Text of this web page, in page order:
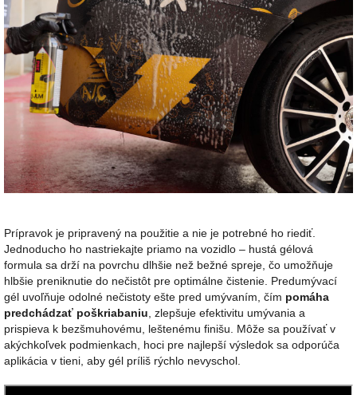
Prípravok je pripravený na použitie a nie je potrebné ho riediť.
Jednoducho ho nastriekajte priamo na vozidlo – hustá gélová
formula sa drží na povrchu dlhšie než bežné spreje, čo umožňuje
hlbšie preniknutie do nečistôt pre optimálne čistenie. Predumývací
gél uvoľňuje odolné nečistoty ešte pred umývaním, čím pomáha
predchádzať poškriabaniu, zlepšuje efektivitu umývania a
prispieva k bezšmuhovému, leštenému finišu. Môže sa používať v
akýchkoľvek podmienkach, hoci pre najlepší výsledok sa odporúča
aplikácia v tieni, aby gél príliš rýchlo nevyschol.